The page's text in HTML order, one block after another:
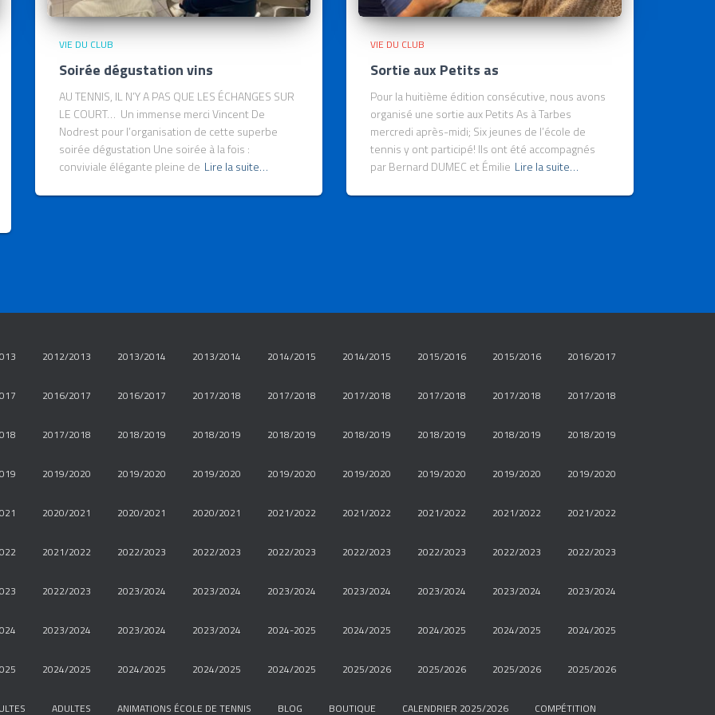
VIE DU CLUB
Soirée dégustation vins
AU TENNIS, IL N’Y A PAS QUE LES ÉCHANGES SUR
LE COURT… Un immense merci Vincent De
Nodrest pour l’organisation de cette superbe
soirée dégustation Une soirée à la fois :
conviviale élégante pleine de Lire la suite…
VIE DU CLUB
Sortie aux Petits as
Pour la huitième édition consécutive, nous avons
organisé une sortie aux Petits As à Tarbes
mercredi après-midi; Six jeunes de l’école de
tennis y ont participé! Ils ont été accompagnés
par Bernard DUMEC et Émilie Lire la suite…
2012/2013 2013/2014 2013/2014 2014/2015 2014/2015 2015/2016 2015/2016 2016/2017
2016/2017 2016/2017 2017/2018 2017/2018 2017/2018 2017/2018 2017/2018 2017/2018
2017/2018 2018/2019 2018/2019 2018/2019 2018/2019 2018/2019 2018/2019 2018/2019
2019/2020 2019/2020 2019/2020 2019/2020 2019/2020 2019/2020 2019/2020 2019/2020
2020/2021 2020/2021 2020/2021 2021/2022 2021/2022 2021/2022 2021/2022 2021/2022
2021/2022 2022/2023 2022/2023 2022/2023 2022/2023 2022/2023 2022/2023 2022/2023
2022/2023 2023/2024 2023/2024 2023/2024 2023/2024 2023/2024 2023/2024 2023/2024
2023/2024 2023/2024 2023/2024 2024-2025 2024/2025 2024/2025 2024/2025 2024/2025
2024/2025 2024/2025 2024/2025 2024/2025 2025/2026 2025/2026 2025/2026 2025/2026
ADULTES ANIMATIONS ÉCOLE DE TENNIS BLOG BOUTIQUE CALENDRIER 2025/2026 COMPÉTITION